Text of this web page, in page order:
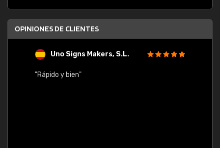
OPINIONES DE CLIENTES
Uno Signs Makers, S.L.
"Rápido y bien"